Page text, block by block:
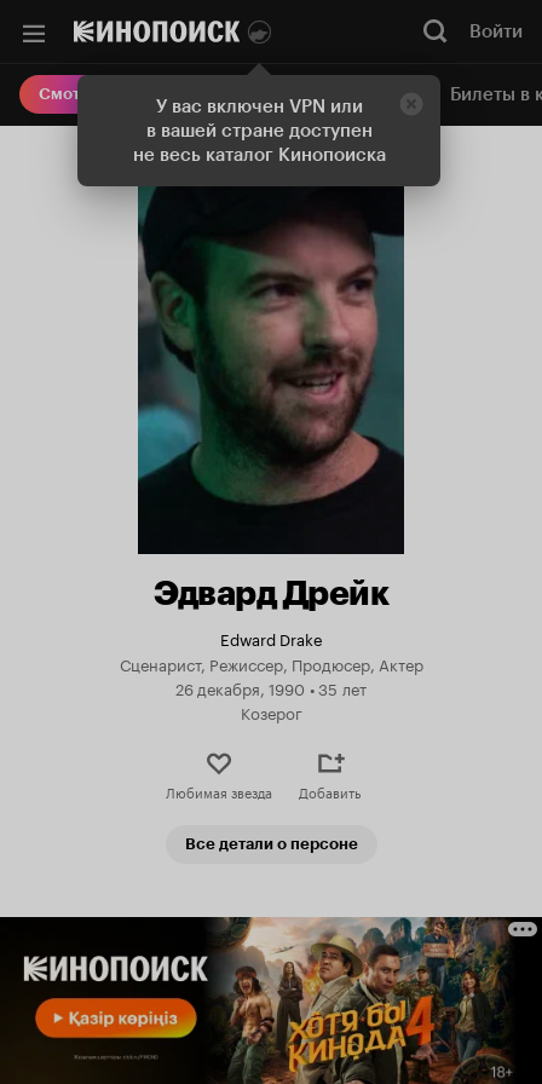
У вас включен VPN или
в вашей стране доступен
не весь каталог Кинопоиска
Войти
Смотреть кино Онлайн-кинотеатр Билеты в
Эдвард Дрейк
Edward Drake
Сценарист, Режиссер, Продюсер, Актер
26 декабря, 1990 •35 лет
Козерог
Любимая звезда Добавить
Все детали о персоне